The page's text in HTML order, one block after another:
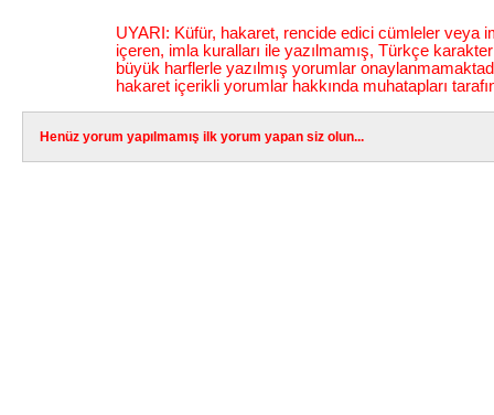
UYARI: Küfür, hakaret, rencide edici cümleler veya
içeren, imla kuralları ile yazılmamış, Türkçe
büyük harflerle yazılmış yorumlar
hakaret içerikli yorumlar hakkında muhatapları
Henüz yorum yapılmamış ilk yorum yapan siz olun...